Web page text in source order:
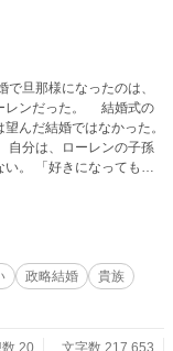
レンだった。 結婚式の
んだ結婚ではなかった。
分は、ローレンの子孫
もら
実には成り得ない。
、ローレンに捨てられ
ても子を成さない夫婦
ら、ローレンとセリの間
なのに… 呼ぶこ
、今夜も僕は一人で眠
政略結婚
貴族
20
文字数 217,653